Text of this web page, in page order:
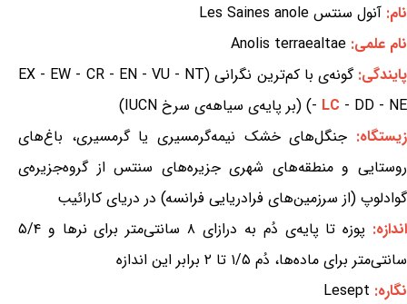
نام: آنول سنتس Les Saines anole
نام علمی: Anolis terraealtae
پایندگی:
گونه‌ی با کم‌ترین نگرانی (EX - EW - CR - EN - VU - NT
- LC - DD - NE) (بر پایه‌ی سیاهه‌ی سرخ IUCN)
زیستگاه: جنگل‌های خشک نیمه‌گرمسیری یا گرمسیری، باغ‌های
روستایی و منطقه‌های شهری جزیره‌های سنتس از گروه‌جزیره‌ی
گوادلوپ (از سرزمین‌های فرادریایی فرانسه) در دریای کارائیب
اندازه:
پوزه تا پایه‌ی دُم به درازای ۸ سانتی‌متر برای نرها و ۵/۴
سانتی‌متر برای ماده‌ها، دُم ۱/۵ تا ۲ برابر این اندازه
نگاره: Lesept